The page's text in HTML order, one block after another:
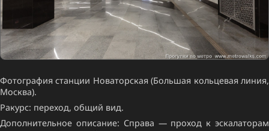
Фотография станции Новаторская (Большая кольцевая линия,
Москва).
Ракурс: переход, общий вид.
Дополнительное описание: Справа — проход к эскалаторам